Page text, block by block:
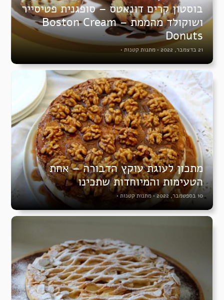
בוסטון קרים דונאטס – סופגנית פטיסייר
ושוקולד מהממת – Boston Cream
Donuts
21 בדצמבר, 2022 • מתנות קטנות •
מתכון לעוגת עוקץ הדבורה – אחת
הטעימות והמיוחדות שתכינו
10 בספטמבר, 2022 •מתנות קטנות •